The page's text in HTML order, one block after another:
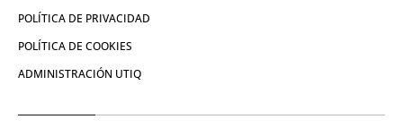
POLÍTICA DE PRIVACIDAD
POLÍTICA DE COOKIES
ADMINISTRACIÓN UTIQ